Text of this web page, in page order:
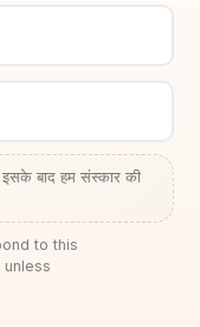
बाद हम संस्कार की
to this